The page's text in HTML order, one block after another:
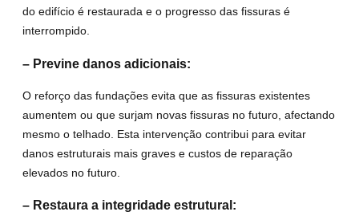
do edifício é restaurada e o progresso das fissuras é
interrompido.
– Previne danos adicionais:
O reforço das fundações evita que as fissuras existentes
aumentem ou que surjam novas fissuras no futuro, afectando
mesmo o telhado. Esta intervenção contribui para evitar
danos estruturais mais graves e custos de reparação
elevados no futuro.
– Restaura a integridade estrutural: